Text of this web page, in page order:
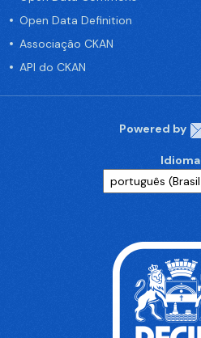
Open Data Definition
Associação CKAN
API do CKAN
Powered by
Idioma